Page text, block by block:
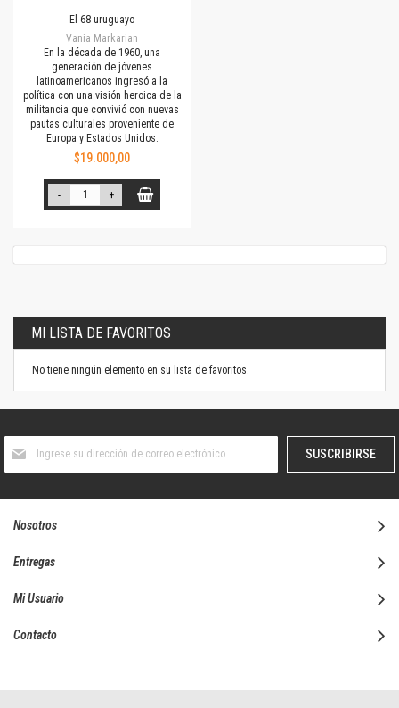
El 68 uruguayo
Vania Markarian
En la década de 1960, una
generación de jóvenes
latinoamericanos ingresó a la
política con una visión heroica de la
militancia que convivió con nuevas
pautas culturales proveniente de
Europa y Estados Unidos.
$19.000,00
- +
MI LISTA DE FAVORITOS
No tiene ningún elemento en su lista de favoritos.
boletín
SUSCRIBIRSE
Nosotros
Entregas
Mi Usuario
Contacto